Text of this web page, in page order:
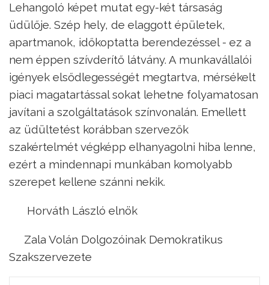
Lehangoló képet mutat egy-két társaság
üdülője. Szép hely, de elaggott épületek,
apartmanok, időkoptatta berendezéssel - ez a
nem éppen szívderítő látvány. A munkavállalói
igények elsődlegességét megtartva, mérsékelt
piaci magatartással sokat lehetne folyamatosan
javítani a szolgáltatások színvonalán. Emellett
az üdültetést korábban szervezők
szakértelmét végképp elhanyagolni hiba lenne,
ezért a mindennapi munkában komolyabb
szerepet kellene szánni nekik.
Horváth László elnök
Zala Volán Dolgozóinak Demokratikus
Szakszervezete